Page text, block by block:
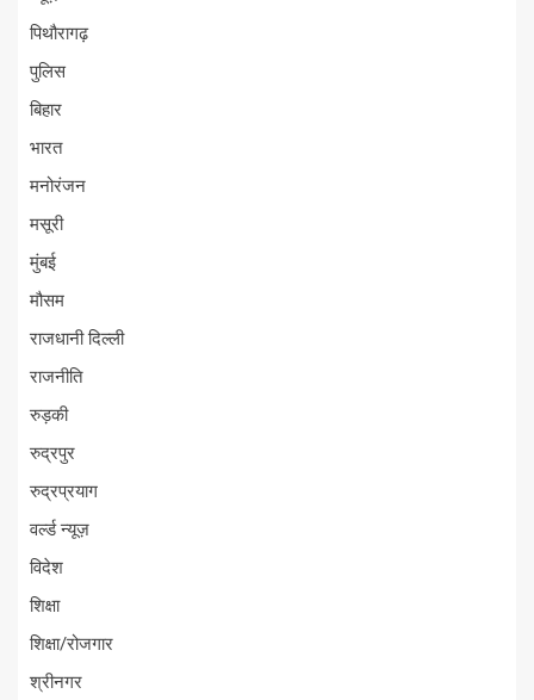
पिथौरागढ़
पुलिस
बिहार
भारत
मनोरंजन
मसूरी
मुंबई
मौसम
राजधानी दिल्ली
राजनीति
रुड़की
रुद्रपुर
रुद्रप्रयाग
वर्ल्ड न्यूज़
विदेश
शिक्षा
शिक्षा/रोजगार
श्रीनगर